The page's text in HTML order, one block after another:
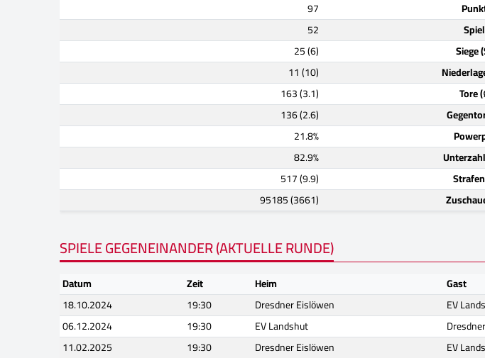
97
52
25 (6)
Siege
11 (10)
163 (3.1)
Tore
136 (2.6)
21.8%
82.9%
517 (9.9)
95185 (3661)
SPIELE GEGENEINANDER (AKTUELLE RUNDE)
Datum Zeit Heim Gast
18.10.2024
19:30 Dresdner Eislöwen EV
06.12.2024
19:30 EV Landshut
11.02.2025
19:30 Dresdner Eislöwen EV